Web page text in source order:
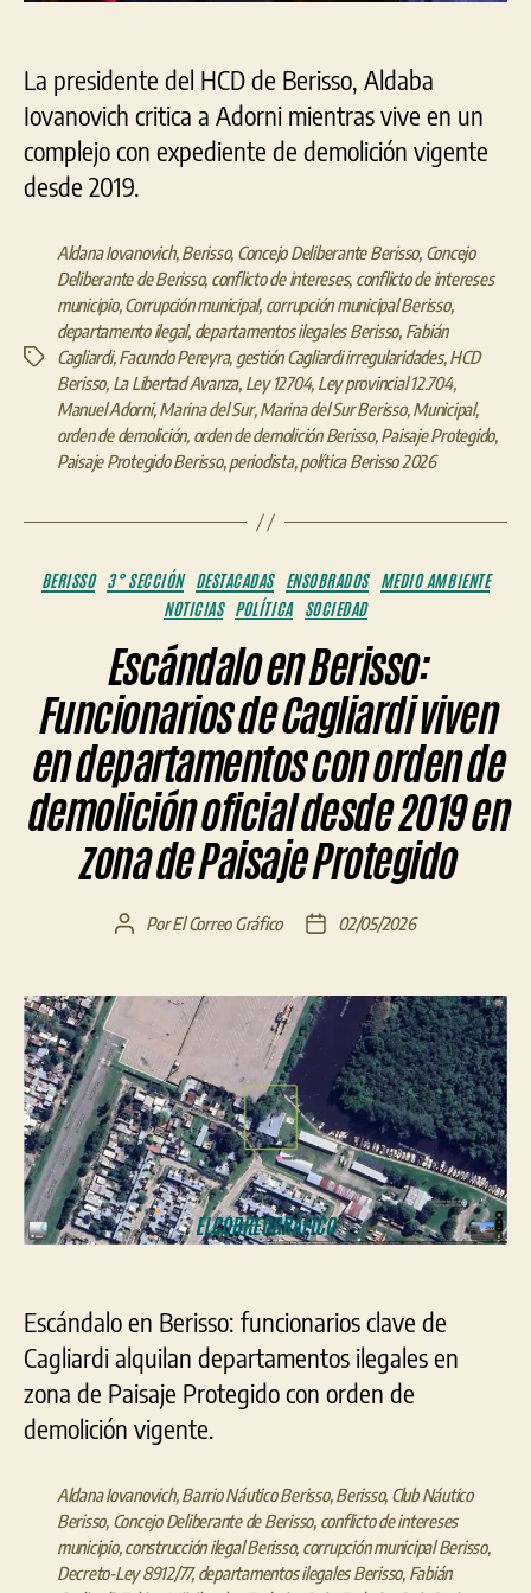
La presidente del HCD de Berisso, Aldaba
Iovanovich critica a Adorni mientras vive en un
complejo con expediente de demolición vigente
desde 2019.
Etiquetas
Aldana Iovanovich,Berisso, Concejo Deliberante Berisso, Concejo
Deliberante de Berisso, conflicto de intereses, conflicto de intereses
municipio,Corrupción municipal, corrupción municipal Berisso,
departamento ilegal, departamentos ilegales Berisso, Fabián
Cagliardi,Facundo Pereyra, gestión Cagliardi irregularidades,HCD
Berisso, La Libertad Avanza, Ley 12704, Ley provincial 12.704,
Manuel Adorni,Marina del Sur,Marina del Sur Berisso,Municipal,
orden de demolición, orden de demolición Berisso,Paisaje Protegido,
Paisaje Protegido Berisso,periodista,política Berisso 2026
Categorías
BERISSO 3° SECCIÓN DESTACADAS ENSOBRADOS
MEDIO AMBIENTE
NOTICIAS POLÍTICA SOCIEDAD
Escándalo en Berisso:
Funcionarios de Cagliardi viven
en departamentos con orden de
demolición oficial desde 2019 en
zona de Paisaje Protegido
Autor
entrada
PorEl Correo Gráfico
Fecha
entrada
02/05/2026
Escándalo en Berisso: funcionarios clave de
Cagliardi alquilan departamentos ilegales en
zona de Paisaje Protegido con orden de
demolición vigente.
Aldana Iovanovich,Barrio Náutico Berisso,Berisso, Club Náutico
Berisso, Concejo Deliberante de Berisso, conflicto de intereses
municipio,construcción ilegal Berisso, corrupción municipal Berisso,
Decreto-Ley 8912/77,departamentos ilegales Berisso, Fabián